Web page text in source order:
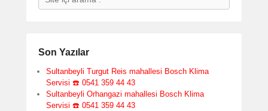
Son Yazılar
Sultanbeyli Turgut Reis mahallesi Bosch Klima
Servisi ☎️ 0541 359 44 43
Sultanbeyli Orhangazi mahallesi Bosch Klima
Servisi ☎️ 0541 359 44 43